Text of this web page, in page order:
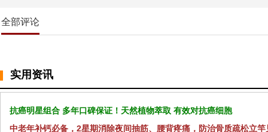
全部评论
实用资讯
抗癌明星组合 多年口碑保证！天然植物萃取 有效对抗癌细胞
中老年补钙必备，2星期消除夜间抽筋、腰背疼痛，防治骨质疏松立竿